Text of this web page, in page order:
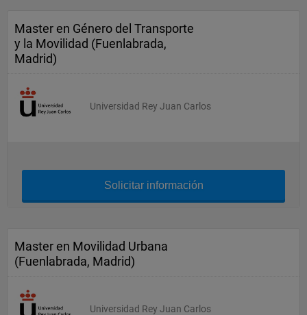
Master en Género del Transporte
y la Movilidad (Fuenlabrada,
Madrid)
Universidad Rey Juan Carlos
Solicitar información
Master en Movilidad Urbana
(Fuenlabrada, Madrid)
Universidad Rey Juan Carlos